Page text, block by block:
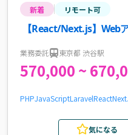
新着 リモート可
【React/Next.js】Web
業務委託 東京都 渋谷駅
570,000 ~
PHPJavaScriptLaravelReact
気になる